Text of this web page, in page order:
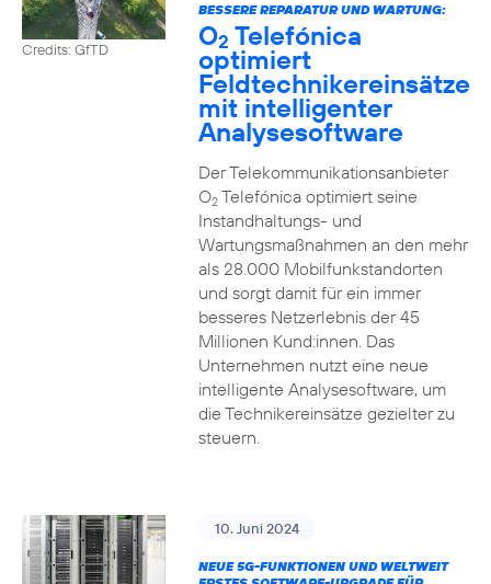
Credits: GfTD
BESSERE REPARATUR UND WARTUNG:
O2 Telefónica
optimiert
Feldtechnikereinsätze
mit intelligenter
Analysesoftware
Der Telekommunikationsanbieter
O2Telefónica optimiert seine
Instandhaltungs- und
Wartungsmaßnahmen an den mehr
als 28.000 Mobilfunkstandorten
und sorgt damit für ein immer
besseres Netzerlebnis der 45
Millionen Kund:innen. Das
Unternehmen nutzt eine neue
intelligente Analysesoftware, um
die Technikereinsätze gezielter zu
steuern.
10. Juni 2024
NEUE 5G-FUNKTIONEN UND WELTWEIT